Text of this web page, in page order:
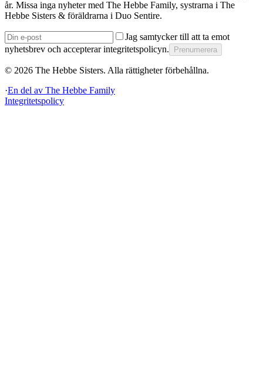
år. Missa inga nyheter med The Hebbe Family, systrarna i The
Hebbe Sisters & föräldrarna i Duo Sentire.
Jag samtycker till att ta emot
nyhetsbrev och accepterar integritetspolicyn.
Prenumerera
© 2026 The Hebbe Sisters. Alla rättigheter förbehållna.
·En del av The Hebbe Family
Integritetspolicy